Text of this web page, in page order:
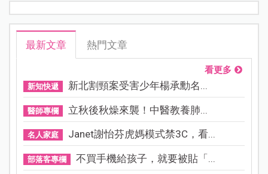
最新文章 熱門文章
看更多
新知快遞 新北割頸案受害少年楊承勳名...
醫師專欄 立秋後秋燥來襲！中醫教養肺...
名人家庭 Janet謝怡芬虎媽模式禁3C，看...
部落客專欄 不買手機給孩子，就要被貼「...